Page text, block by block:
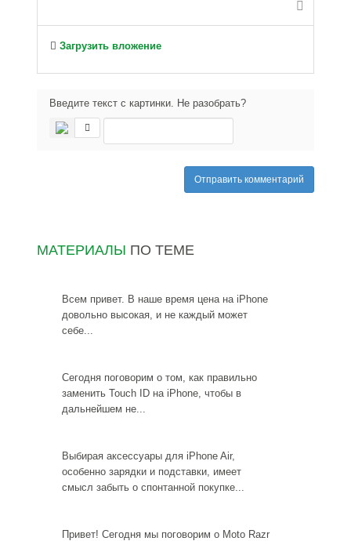
-
-
-
Загрузить вложение
Введите текст с картинки. Не разобрать?
Отправить комментарий
МАТЕРИАЛЫ ПО ТЕМЕ
Всем привет. В наше время цена на iPhone
довольно высокая, и не каждый может
себе...
Сегодня поговорим о том, как правильно
заменить Touch ID на iPhone, чтобы в
дальнейшем не...
Выбирая аксессуары для iPhone Air,
особенно зарядки и подставки, имеет
смысл забыть о спонтанной покупке...
Привет! Сегодня мы поговорим о Moto Razr